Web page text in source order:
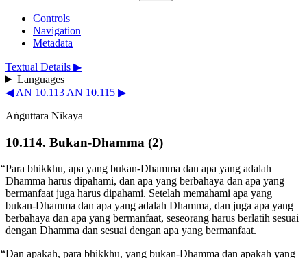
Controls
Navigation
Metadata
Textual Details ▶
Languages
◀ AN 10.113 AN 10.115 ▶
Aṅguttara Nikāya
10.114. Bukan-Dhamma (2)
“Para bhikkhu, apa yang bukan-Dhamma dan apa yang adalah
Dhamma harus dipahami, dan apa yang berbahaya dan apa yang
bermanfaat juga harus dipahami. Setelah memahami apa yang
bukan-Dhamma dan apa yang adalah Dhamma, dan juga apa yang
berbahaya dan apa yang bermanfaat, seseorang harus berlatih sesuai
dengan Dhamma dan sesuai dengan apa yang bermanfaat.
“Dan apakah, para bhikkhu, yang bukan-Dhamma dan apakah yang